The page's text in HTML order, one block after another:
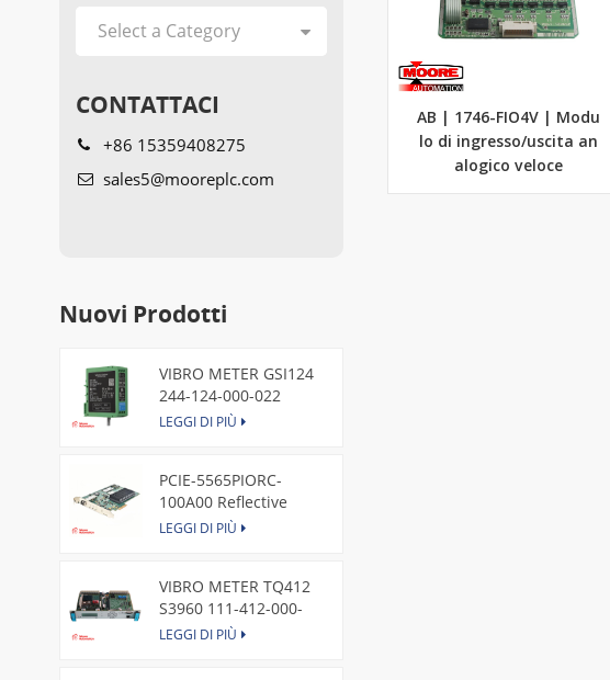
AB | 1746-FIO4V | Modu
lo di ingresso/uscita an
alogico veloce
CONTATTACI
+86 15359408275
sales5@mooreplc.com
Nuovi Prodotti
VIBRO METER GSI124
244-124-000-022
Piezoelectric Pressure
LEGGI DI PIÙ
PCIE-5565PIORC-
100A00 Reflective
Memory PCI Express
LEGGI DI PIÙ
VIBRO METER TQ412
S3960 111-412-000-
013 Reverse Mount
LEGGI DI PIÙ